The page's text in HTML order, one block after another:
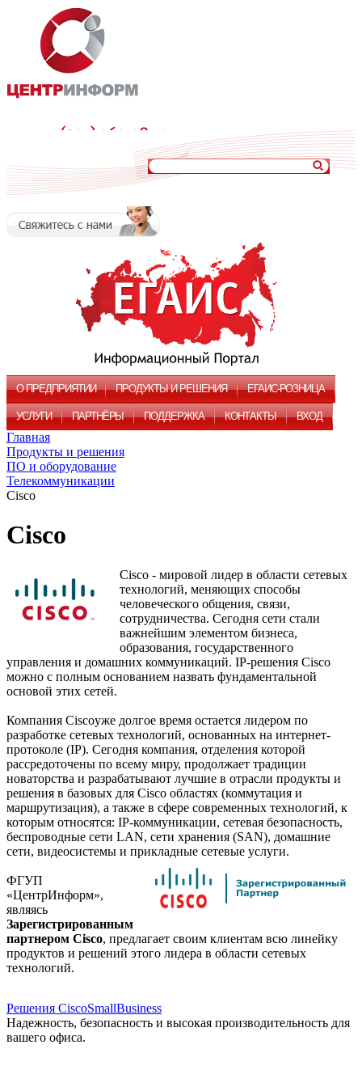
О ПРЕДПРИЯТИИ ПРОДУКТЫ И РЕШЕНИЯ ЕГАИС-РОЗНИЦА
УСЛУГИ ПАРТНЁРЫ ПОДДЕРЖКА КОНТАКТЫ ВХОД
Главная
Продукты и решения
ПО и оборудование
Телекоммуникации
Cisco
Cisco
Cisco - мировой лидер в области сетевых
технологий, меняющих способы
человеческого общения, связи,
сотрудничества. Сегодня сети стали
важнейшим элементом бизнеса,
образования, государственного
управления и домашних коммуникаций. IP-решения Cisco
можно с полным основанием назвать фундаментальной
основой этих сетей.
Компания Ciscoуже долгое время остается лидером по
разработке сетевых технологий, основанных на интернет-
протоколе (IP). Сегодня компания, отделения которой
рассредоточены по всему миру, продолжает традиции
новаторства и разрабатывают лучшие в отрасли продукты и
решения в базовых для Cisco областях (коммутация и
маршрутизация), а также в сфере современных технологий, к
которым относятся: IP-коммуникации, сетевая безопасность,
беспроводные сети LAN, сети хранения (SAN), домашние
сети, видеосистемы и прикладные сетевые услуги.
ФГУП
«ЦентрИнформ»,
являясь
Зарегистрированным
партнером Cisco, предлагает своим клиентам всю линейку
продуктов и решений этого лидера в области сетевых
технологий.
Решения CiscoSmallBusiness
Надежность, безопасность и высокая производительность для
вашего офиса.